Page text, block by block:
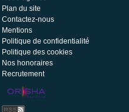
Plan du site
Contactez-nous
Mentions
Politique de confidentialité
Politique des cookies
Nos honoraires
Recrutement